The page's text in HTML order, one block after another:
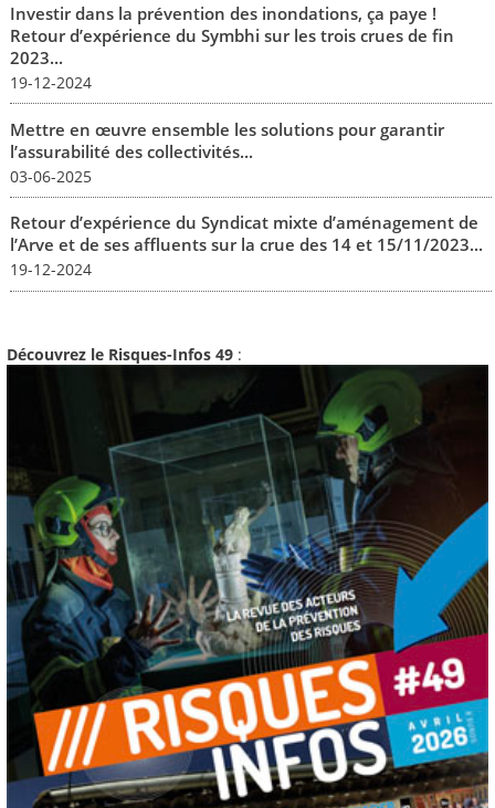
Investir dans la prévention des inondations, ça paye !
Retour d’expérience du Symbhi sur les trois crues de fin
2023...
19-12-2024
Mettre en œuvre ensemble les solutions pour garantir
l’assurabilité des collectivités...
03-06-2025
Retour d’expérience du Syndicat mixte d’aménagement de
l’Arve et de ses affluents sur la crue des 14 et 15/11/2023...
19-12-2024
Découvrez le Risques-Infos 49 :